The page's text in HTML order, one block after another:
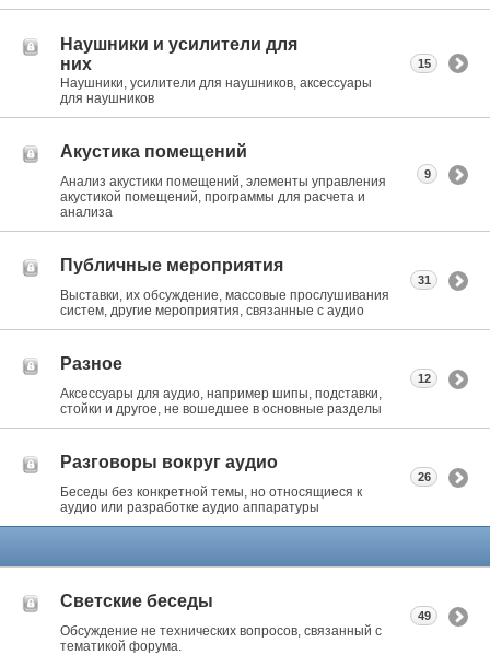
Наушники и усилители для
них
Наушники, усилители для наушников, аксессуары
для наушников
15
Акустика помещений
Анализ акустики помещений, элементы управления
акустикой помещений, программы для расчета и
анализа
9
Публичные мероприятия
Выставки, их обсуждение, массовые прослушивания
систем, другие мероприятия, связанные с аудио
31
Разное
Аксессуары для аудио, например шипы, подставки,
стойки и другое, не вошедшее в основные разделы
12
Разговоры вокруг аудио
Беседы без конкретной темы, но относящиеся к
аудио или разработке аудио аппаратуры
26
Светские беседы
Обсуждение не технических вопросов, связанный с
тематикой форума.
49